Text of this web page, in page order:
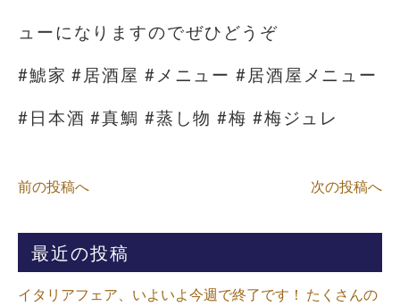
ューになりますのでぜひどうぞ
#鯱家 #居酒屋 #メニュー #居酒屋メニュー
#日本酒 #真鯛 #蒸し物 #梅 #梅ジュレ
前の投稿へ 次の投稿へ
最近の投稿
イタリアフェア、いよいよ今週で終了です！ たくさんの